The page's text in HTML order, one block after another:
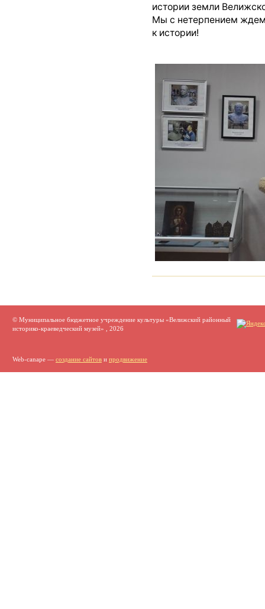
истории земли
Мы с нетерпением ждем
к истории!
© Муниципальное бюджетное учреждение культуры «Велижский районный
историко-краеведческий музей» , 2026
Web-canape — создание сайтов и продвижение